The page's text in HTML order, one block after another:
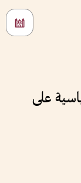
على